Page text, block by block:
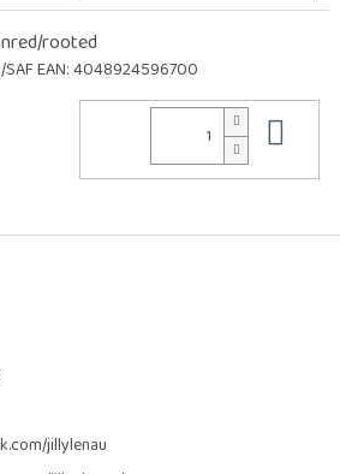
rooted
EAN:4048924596700
jillylenau